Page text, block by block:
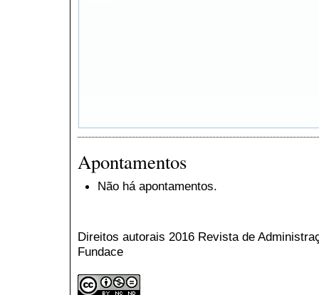
Apontamentos
Não há apontamentos.
Direitos autorais 2016 Revista de
Fundace